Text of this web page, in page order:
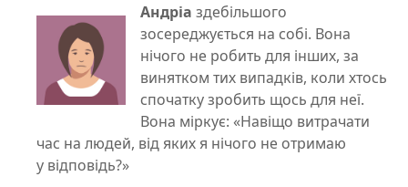
Андріа здебільшого
зосереджується на собі. Вона
нічого не робить для інших, за
винятком тих випадків, коли хтось
спочатку зробить щось для неї.
Вона міркує: «Навіщо витрачати
час на людей, від яких я нічого не отримаю
у відповідь?»